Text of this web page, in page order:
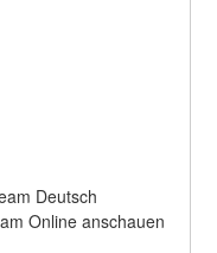
Deutsch
Online anschauen